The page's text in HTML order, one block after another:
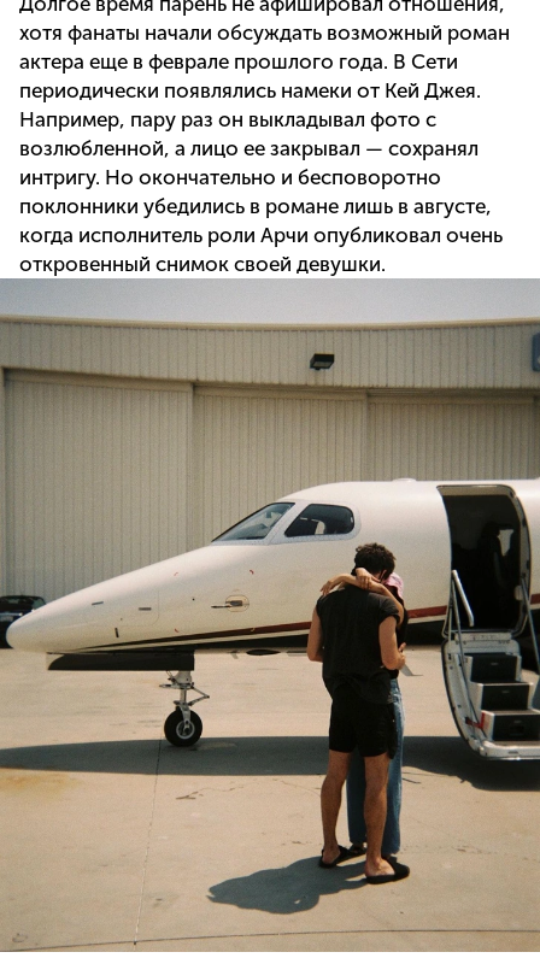
хотя фанаты начали обсуждать возможный роман
актера еще в феврале прошлого года. В Сети
периодически появлялись намеки от Кей Джея.
Например, пару раз он выкладывал фото с
возлюбленной, а лицо ее закрывал — сохранял
интригу. Но окончательно и бесповоротно
поклонники убедились в романе лишь в августе,
когда исполнитель роли Арчи опубликовал очень
откровенный снимок своей девушки.